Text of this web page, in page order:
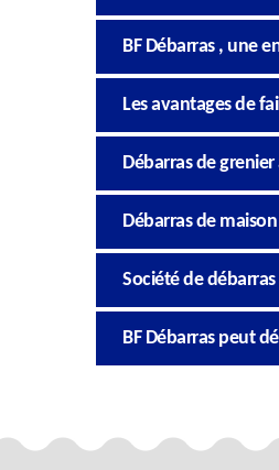
BF Débarras , une
Les avantages de
Débarras de
Débarras de
Société de
BF Débarras peut